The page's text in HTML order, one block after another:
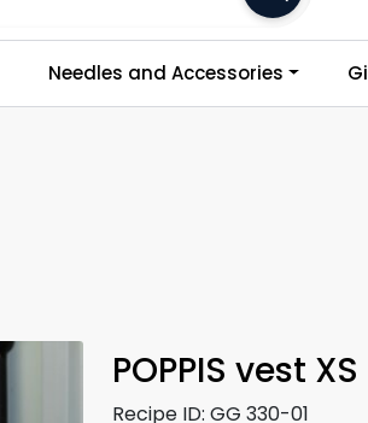
Needles and Accessories
POPPIS vest XS
Recipe ID: GG 330-01